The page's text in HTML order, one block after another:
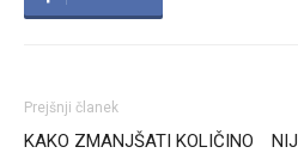
Prejšnji članek
KAKO ZMANJŠATI KOLIČINO